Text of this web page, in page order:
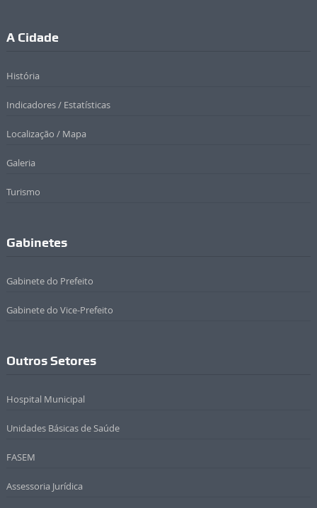
A Cidade
História
Indicadores / Estatísticas
Localização / Mapa
Galeria
Turismo
Gabinetes
Gabinete do Prefeito
Gabinete do Vice-Prefeito
Outros Setores
Hospital Municipal
Unidades Básicas de Saúde
FASEM
Assessoria Jurídica